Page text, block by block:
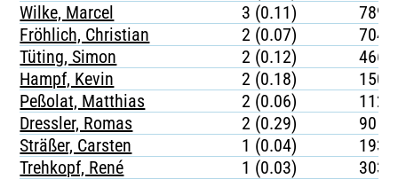
Wilke, Marcel
3 (0.11)
789
Fröhlich, Christian
2 (0.07)
704
Tüting, Simon
2 (0.12)
466
Hampf, Kevin
2 (0.18)
150
Peßolat, Matthias
2 (0.06)
1121
Dressler, Romas
2 (0.29)
90
Sträßer, Carsten
1 (0.04)
1936
Trehkopf, René
1 (0.03) 3038